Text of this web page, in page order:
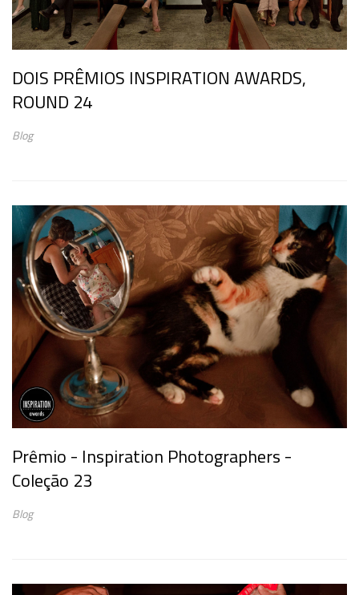
DOIS PRÊMIOS INSPIRATION AWARDS,
ROUND 24
Blog
Prêmio - Inspiration Photographers -
Coleção 23
Blog